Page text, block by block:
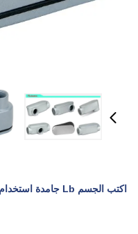
اكتب الجسم Lb جامدة استخدام مع ارتداء أنابيب معدنية كهربائية مقاومة